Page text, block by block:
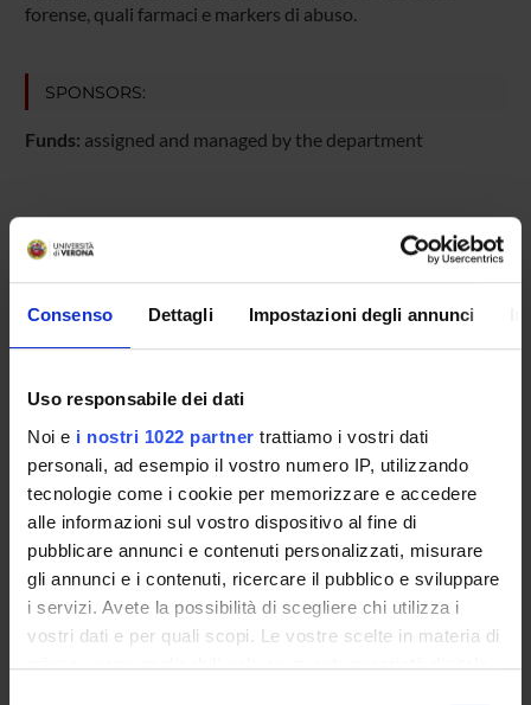
Consenso Dettagli Impostazioni degli annunci
Uso responsabile dei dati
Noi e i nostri 1022 partner trattiamo i vostri dati
personali, ad esempio il vostro numero IP, utilizzando
tecnologie come i cookie per memorizzare e accedere
alle informazioni sul vostro dispositivo al fine di
pubblicare annunci e contenuti personalizzati, misurare
gli annunci e i contenuti, ricercare il pubblico e sviluppare
i servizi. Avete la possibilità di scegliere chi utilizza i
vostri dati e per quali scopi. Le vostre scelte in materia di
privacy sono applicabili solo su questa proprietà digitale
forense, quali farmaci e markers di abuso.
SPONSORS:
Funds: assigned and managed by the department
PROJECT PARTICIPANTS
Federica Bortolotti
Full Professor
Rossella Gottardo
Jennifer Pascali
Franco Tagliaro
Section of Legal and Occupational Medicine